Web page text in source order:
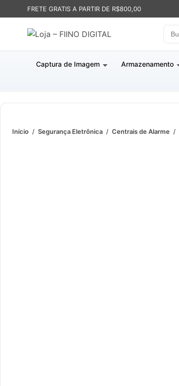
FRETE GRATIS A PARTIR DE R$800,00
Captura de Imagem Armazenamento
Início / Segurança Eletrônica / Centrais de Alarme /